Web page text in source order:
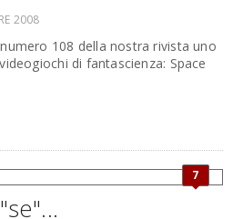
2008
108 della nostra rivista uno
di fantascienza: Space
7